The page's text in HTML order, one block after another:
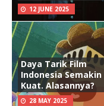
12 JUNE 2025
Daya Tarik Film
Indonesia Semakin
Kuat. Alasannya?
28 MAY 2025